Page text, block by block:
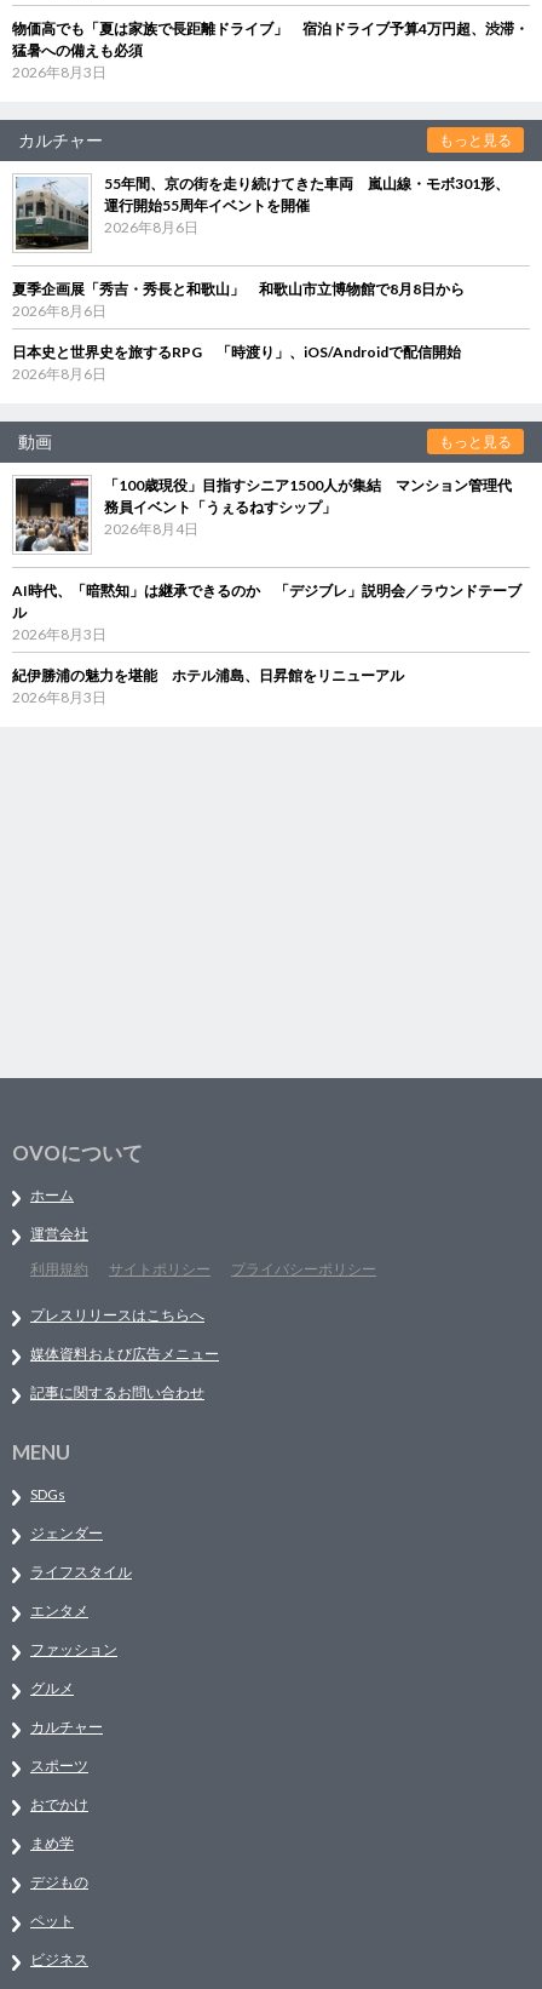
物価高でも「夏は家族で長距離ドライブ」 宿泊ドライブ予算4万円超、渋滞・
猛暑への備えも必須
2026年8月3日
カルチャー もっと見る
55年間、京の街を走り続けてきた車両 嵐山線・モボ301形、
運行開始55周年イベントを開催
2026年8月6日
夏季企画展「秀吉・秀長と和歌山」 和歌山市立博物館で8月8日から
2026年8月6日
日本史と世界史を旅するRPG 「時渡り」、iOS/Androidで配信開始
2026年8月6日
動画 もっと見る
「100歳現役」目指すシニア1500人が集結 マンション管理代
務員イベント「うぇるねすシップ」
2026年8月4日
AI時代、「暗黙知」は継承できるのか 「デジブレ」説明会／ラウンドテーブ
ル
2026年8月3日
紀伊勝浦の魅力を堪能 ホテル浦島、日昇館をリニューアル
2026年8月3日
OVOについて
ホーム
運営会社
利用規約
サイトポリシー プライバシーポリシー
プレスリリースはこちらへ
媒体資料および広告メニュー
記事に関するお問い合わせ
MENU
SDGs
ジェンダー
ライフスタイル
エンタメ
ファッション
グルメ
カルチャー
スポーツ
おでかけ
まめ学
デジもの
ペット
ビジネス